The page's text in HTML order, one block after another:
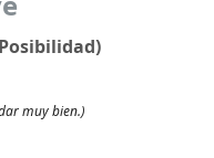
muy bien.)